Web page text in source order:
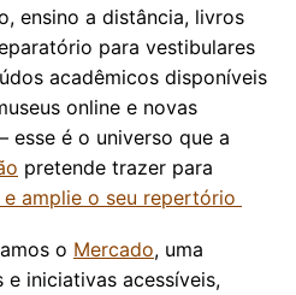
ensino a distância, livros
para vestibulares
acadêmicos disponíveis
online e novas
esse é o universo que a
pretende trazer para
e amplie o seu repertório
o Mercado, uma
iniciativas acessíveis,